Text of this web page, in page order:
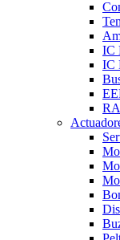
IC
IC